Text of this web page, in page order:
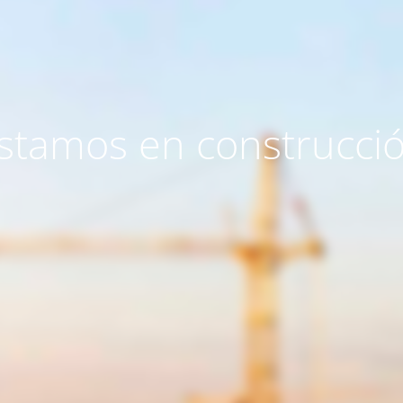
en